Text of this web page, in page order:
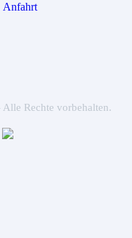
Anfahrt
Rechte vorbehalten.